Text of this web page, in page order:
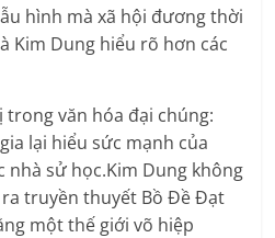
hình mà xã hội đương thời
Kim Dung hiểu rõ hơn các
trong văn hóa đại chúng:
lại hiểu sức mạnh của
nhà sử học.Kim Dung không
truyền thuyết Bồ Đề Đạt
một thế giới võ hiệp